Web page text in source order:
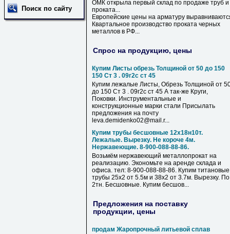
Поиск по сайту
ОМК открыла первый склад по продаже труб и
проката...
Европейские цены на арматуру
Квартальное производство проката черных
металлов в РФ...
Спрос на продукцию, цены
Купим Листы обрезь Толщиной от 50 до 150
150 Ст 3 . 09г2с ст 45
Купим лежалые Листы, Обрезь Толщиной от
до 150 Ст 3 . 09г2с ст 45 А так-же Круги,
Поковки. Инструментальные и
конструкционные марки стали Присылать
предложения на почту
leva.demidenko02@mail.r...
Купим трубы бесшовные 12х18н10т.
Лежалые. Вырезку. Не короче 4м.
Нержавеющие. 8-900-088-88-86.
Возьмём нержавеющий металлопрокат на
реализацию. Экономьте на аренде склада и
офиса. тел: 8-900-088-88-86. Купим титановые
трубы 25х2 от 5.5м и 38х2 от 3.7м. Вырезку. По
2тн. Бесшовные. Купим бесшов...
Предложения на поставку
продукции, цены
продам Жаропрочный литьевой сплав